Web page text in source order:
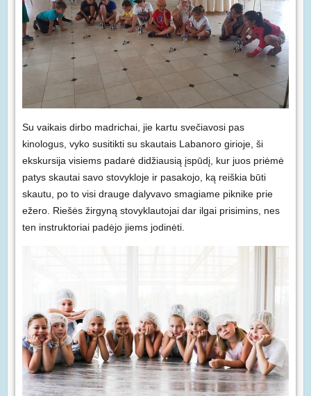
Su vaikais dirbo madrichai, jie kartu svečiavosi pas
kinologus, vyko susitikti su skautais Labanoro girioje, ši
ekskursija visiems padarė didžiausią įspūdį, kur juos priėmė
patys skautai savo stovykloje ir pasakojo, ką reiškia būti
skautu, po to visi drauge dalyvavo smagiame piknike prie
ežero. Riešės žirgyną stovyklautojai dar ilgai prisimins, nes
ten instruktoriai padėjo jiems jodinėti.